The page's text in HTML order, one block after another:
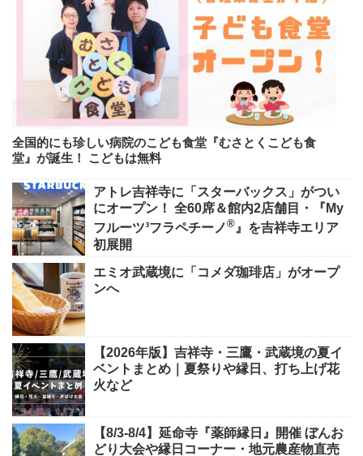
全国的にも珍しい病院のこども食堂『むさとくこども食
堂』が誕生！ こどもは無料
アトレ吉祥寺に「スターバックス」がつい
にオープン！ 全60席＆館内2店舗目・『My
フルーツ³フラペチーノ®』を吉祥寺エリア
初展開
エミオ武蔵境に「コメダ珈琲店」がオープ
ンへ
【2026年版】吉祥寺・三鷹・武蔵境の夏イ
ベントまとめ｜夏祭りや縁日、打ち上げ花
火など
【8/3-8/4】延命寺『薬師縁日』開催 ぼんお
どり大会や縁日コーナー・地元農産物直売